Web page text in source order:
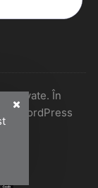
În
WordPress